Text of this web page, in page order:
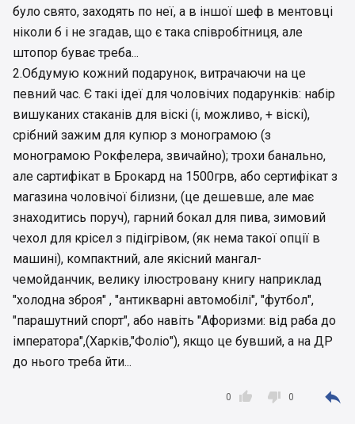
було свято, заходять по неї, а в іншої шеф в ментовці
ніколи б і не згадав, що є така співробітниця, але
штопор буває треба...
2.Обдумую кожний подарунок, витрачаючи на це
певний час. Є такі ідеї для чоловічих подарунків: набір
вишуканих стаканів для віскі (і, можливо, + віскі),
срібний зажим для купюр з монограмою (з
монограмою Рокфелера, звичайно); трохи банально,
але сартифікат в Брокард на 1500грв, або сертифікат з
магазина чоловічої білизни, (це дешевше, але має
знаходитись поруч), гарний бокал для пива, зимовий
чехол для крісел з підігрівом, (як нема такої опції в
машині), компактний, але якісний мангал-
чемойданчик, велику ілюстровану книгу наприклад
"холодна зброя" , "антикварні автомобілі", "футбол",
"парашутний спорт", або навіть "Афоризми: від раба до
імператора",(Харків,"Фоліо"), якщо це бувший, а на ДР
до нього треба йти...

0  0 